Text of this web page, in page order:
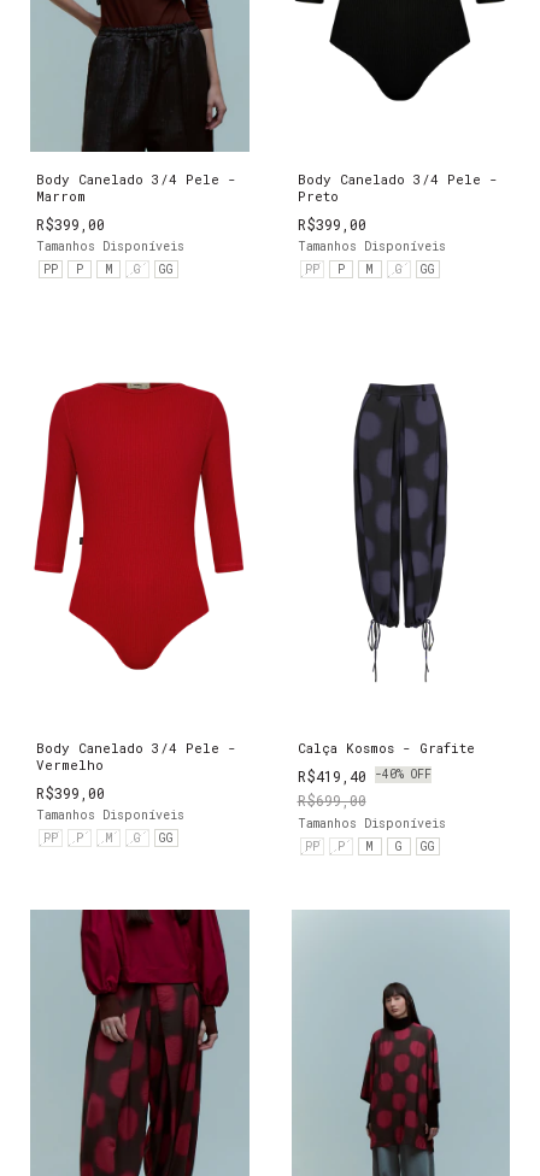
Body Canelado 3/4 Pele -
Marrom
R$399,00
Tamanhos Disponíveis
PP
P M G GG
Body Canelado 3/4 Pele -
Preto
R$399,00
Tamanhos Disponíveis
PP
P M G GG
Body Canelado 3/4 Pele -
Vermelho
R$399,00
Tamanhos Disponíveis
PP
P M G GG
Calça Kosmos - Grafite
R$419,40 -40% OFF
R$699,00
Tamanhos Disponíveis
PP
P M G GG